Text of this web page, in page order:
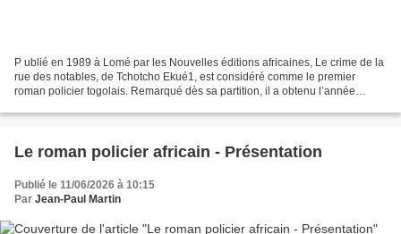
P ublié en 1989 à Lomé par les Nouvelles éditions africaines, Le crime de la
rue des notables, de Tchotcho Ekué1, est considéré comme le premier
roman policier togolais. Remarqué dès sa partition, il a obtenu l’année
Le roman policier africain - Présentation
Publié le 11/06/2026 à 10:15
Par Jean-Paul Martin